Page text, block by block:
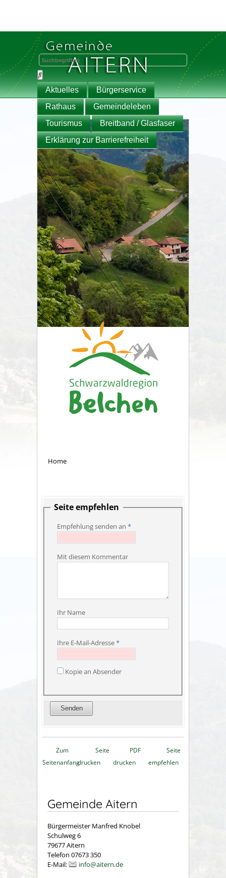
Aktuelles
Bürgerservice
Rathaus
Gemeindeleben
Tourismus
Breitband / Glasfaser
Erklärung zur Barrierefreiheit
Home
Seite empfehlen
Empfehlung senden an *
Mit diesem Kommentar
Ihr Name
Ihre E-Mail-Adresse*
Kopie an Absender
Zum
Seitenanfang
Seite
drucken
PDF
drucken
Seite
empfehlen
Gemeinde Aitern
Bürgermeister Manfred Knobel
Schulweg 6
79677 Aitern
Telefon 07673 350
E-Mail:
info@aitern.de